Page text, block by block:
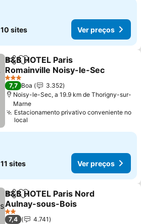
10 sites Ver preços
PartilharAdicionar aos favoritos
B&B HOTEL Paris
Romainville Noisy-le-Sec
Ver preços
3 Estrelas
7,7 Boa
3.352
Noisy-le-Sec, a 19.9 km de Thorigny-sur-
Marne
Estacionamento privativo conveniente no
local
11 sites Ver preços
PartilharAdicionar aos favoritos
B&B HOTEL Paris Nord
Aulnay-sous-Bois
Ver preços
2 Estrelas
7,4
4.741